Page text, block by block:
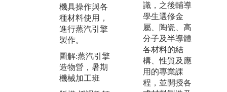
機具操作與各
種材料使用，
進行蒸汽引擎
製作。
圖解:蒸汽引擎
造物營，暑期
機械加工班
析方法，透過
「專題實
驗」、「專題
實作」成果發
表海報競賽，
以充實學生材
料實驗及實作
技能，培養論
識，之後輔導
學生選修金
屬、陶瓷、高
分子及半導體
各材料的結
構、性質及應
用的專業課
程，並開授各